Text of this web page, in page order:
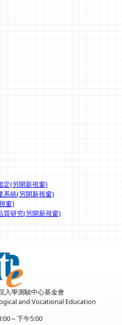
定(另開新視窗)
系統(另開新視窗)
窗)
質研究(另開新視窗)
入學測驗中心基金會
and Vocational Education
～下午5:00